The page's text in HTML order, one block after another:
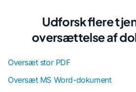
Udforsk flere
oversættelse af
Oversæt stor PDF
Oversæt MS Word-dokument